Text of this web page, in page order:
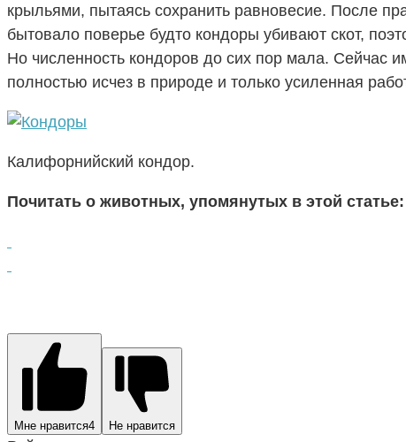
крыльями, пытаясь сохранить равновесие. После
бытовало поверье будто кондоры убивают скот,
Но численность кондоров до сих пор мала. Сейчас
полностью исчез в природе и только усиленная
Калифорнийский кондор.
Почитать о животных, упомянутых в этой статье:
Мне нравится4 Не нравится